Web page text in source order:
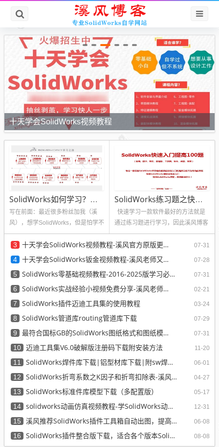
十天学会SolidWorks视频教程
SolidWorks如何学习？溪风老师SolidWorks学习攻略
写在前面：最近很多粉丝加我（溪
风），想学SolidWorks，但是怕学不
会，怕太难，怕没有信心，我的...
SolidWorks练习题之快速入门提高100题（视频+答案源文件）
快速学习一款软件最好的方法就是
通过练习题进行学习，因此溪风博客
博主通过多年学习和使...
3 十天学会SolidWorks视频教程-溪风官方原版更新完毕 07-31
4 十天学会SolidWorks钣金视频教程-溪风老师又一经典力作 07-28
5 SolidWorks零基础视频教程-2016-2025版学习必备 07-31
6 SolidWorks实战经验小视频免费分享-溪风老师原创 02-21
7 SolidWorks插件迈迪工具集的使用教程 03-24
8 SolidWorks管道库routing管道库下载 07-29
9 最符合国标GB的SolidWorks图纸格式和图纸模板下载-溪风专用版 07-31
10 迈迪工具集V6.0破解版注册码下载附安装方法 11-20
11 SolidWorks焊件库下载|铝型材库下载|附sw焊件库添加配置使用教程 06-01
12 SolidWorks折弯系数之K因子和折弯扣除表-溪风推荐 04-27
13 SolidWorks标准件库模型下载（多配置版） 05-17
14 solidworks动画仿真视频教程-学SolidWorks动画必看视频 12-31
15 溪风推荐SolidWorks插件工具箱自动出图，提高设计效率 06-08
16 SolidWorks插件整合版下载，适合各个版本SolidWorks 08-08